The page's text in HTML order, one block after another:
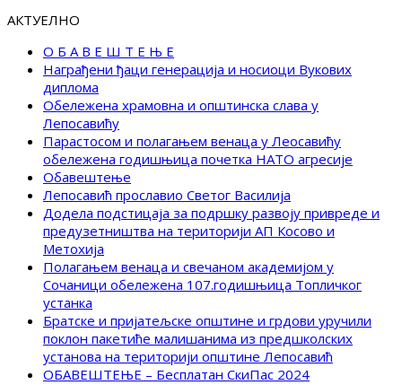
АКТУЕЛНО
О Б А В Е Ш Т Е Њ Е
Награђени ђаци генерација и носиоци Вукових
диплома
Обележена храмовна и општинска слава у
Лепосавићу
Парастосом и полагањем венаца у Леосавићу
обележена годишњица почетка НАТО агресије
Обавештење
Лепосавић прославио Светог Василија
Додела подстицаја за подршку развоју привреде и
предузетништва на територији АП Косово и
Метохија
Полагањем венаца и свечаном академијом у
Сочаници обележена 107.годишњица Топличког
устанка
Братске и пријатељске општине и грдови уручили
поклон пакетиће малишанима из предшколских
установа на територији општине Лепосавић
ОБАВЕШТЕЊЕ – Бесплатан СкиПас 2024